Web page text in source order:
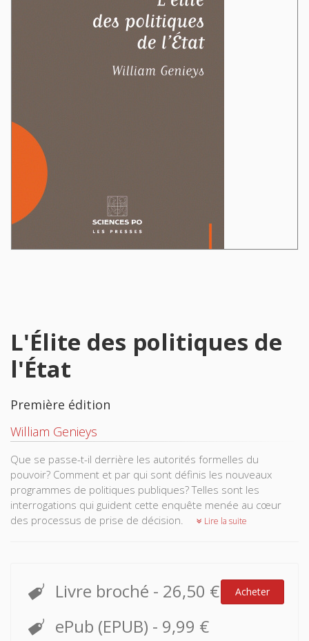
L'Élite des politiques de
l'État
Première édition
William Genieys
Que se passe-t-il derrière les autorités formelles du
pouvoir? Comment et par qui sont définis les nouveaux
programmes de politiques publiques? Telles sont les
interrogations qui guident cette enquête menée au cœur
des processus de prise de décision.
Lire la suite
Livre broché - 26,50 € Acheter
ePub (EPUB) - 9,99 €